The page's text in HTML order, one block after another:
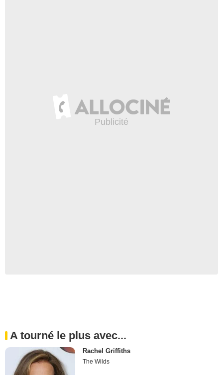
A tourné le plus avec...
Rachel Griffiths
The Wilds